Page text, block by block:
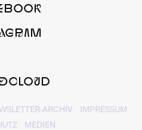
ARCHIV
IMPRESSUM
MEDIEN